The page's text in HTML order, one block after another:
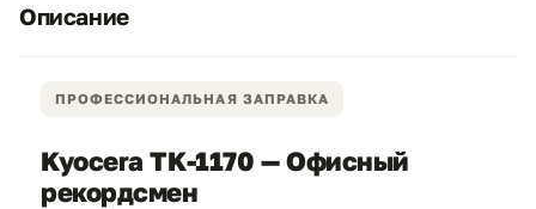
Описание
ПРОФЕССИОНАЛЬНАЯ ЗАПРАВКА
Kyocera TK-1170 — Офисный
рекордсмен